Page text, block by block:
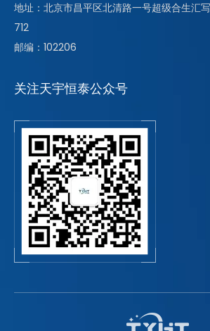
地址：北京市昌平区北清路一号超级合生汇
712
邮编：102206
关注天宇恒泰公众号